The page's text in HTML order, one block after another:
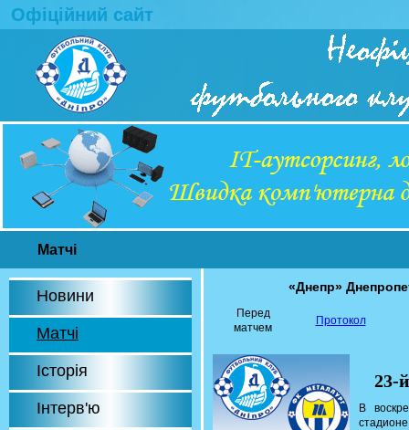
Офіційний сайт
Матчі
Новини
Матчі
Історія
Інтерв'ю
«Днепр»
Перед
матчем
Протокол
23-
В